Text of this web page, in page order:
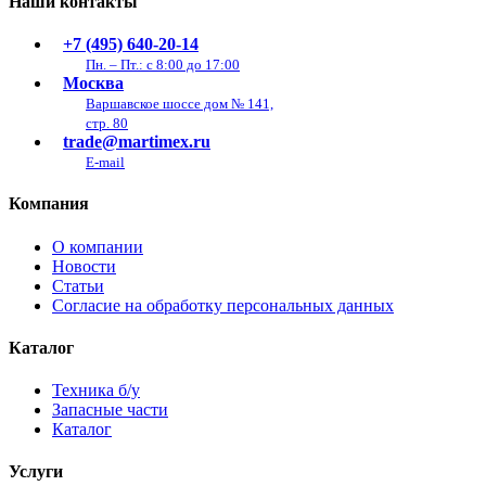
+7 (495) 640-20-14
Пн. – Пт.: с 8:00 до 17:00
Москва
Варшавское шоссе дом № 141,
стр. 80
trade@martimex.ru
E-mail
Компания
О компании
Новости
Статьи
Согласие на обработку персональных данных
Каталог
Техника б/у
Запасные части
Каталог
Услуги